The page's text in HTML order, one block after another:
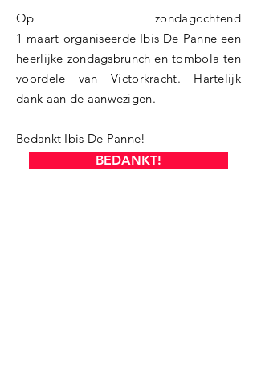
Op zondagochtend
1 maart organiseerde Ibis De Panne een
heerlijke zondagsbrunch en tombola ten
voordele van Victorkracht. Hartelijk
dank aan de aanwezigen.
Bedankt Ibis De Panne!
BEDANKT!